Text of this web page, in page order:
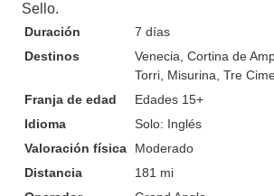
Sello.
Duración
7 días
Destinos
Venecia , Cortina de
Torri , Misurina , Tre
Franja de edad
Edades 15+
Idioma
Solo: Inglés
Valoración física
Moderado
Distancia
181 mi